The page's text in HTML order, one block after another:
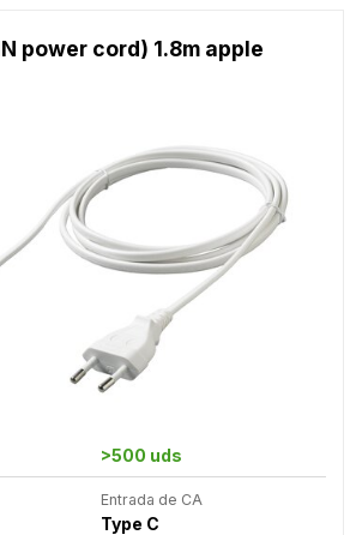
power cord) 1.8m apple
>500 uds
Entrada de CA
Type C